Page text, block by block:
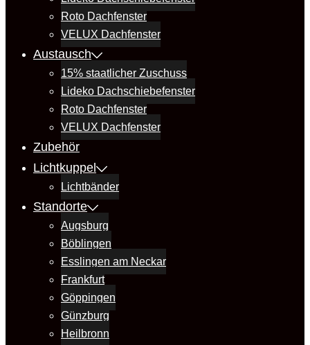
Roto Dachfenster
VELUX Dachfenster
Austausch
15% staatlicher Zuschuss
Lideko Dachschiebefenster
Roto Dachfenster
VELUX Dachfenster
Zubehör
Lichtkuppel
Lichtbänder
Standorte
Augsburg
Böblingen
Esslingen am Neckar
Frankfurt
Göppingen
Günzburg
Heilbronn